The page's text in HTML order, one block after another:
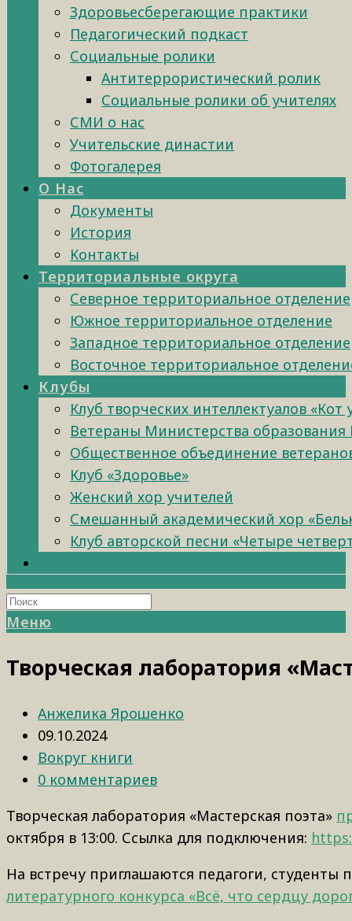
Здоровьесберегающие практики
Педагогический подкаст
Социальные ролики
Антитеррористический ролик
Социальные ролики об учителях
СМИ о нас
Учительские династии
Фотогалерея
О Нас
Документы
История
Контакты
Территориальные округа
Северное территориальное отделение
Южное территориальное отделение
Западное территориальное отделение
Восточное территориальное
Клубы
Клуб творческих интеллектуалов «Кот
Ветераны Министерства образования
Общественное объединение
Клуб «Здоровье»
Женский хор учителей
Смешанный академический хор
Клуб авторской песни «Четыре
Меню
Творческая лаборатория
Анжелика Ярошенко
09.10.2024
Вокруг книги
0 комментариев
Творческая лаборатория «Мастерская поэта»
октября в 13:00. Ссылка для подключения:
На встречу приглашаются педагоги, студенты
литературного конкурса «Всё, что сердцу